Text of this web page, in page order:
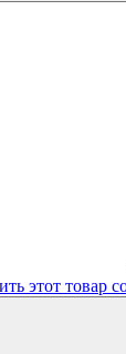
этот товар